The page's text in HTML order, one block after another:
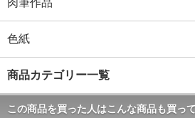
肉筆作品
色紙
商品カテゴリー一覧
この商品を買った人はこんな商品も買っ